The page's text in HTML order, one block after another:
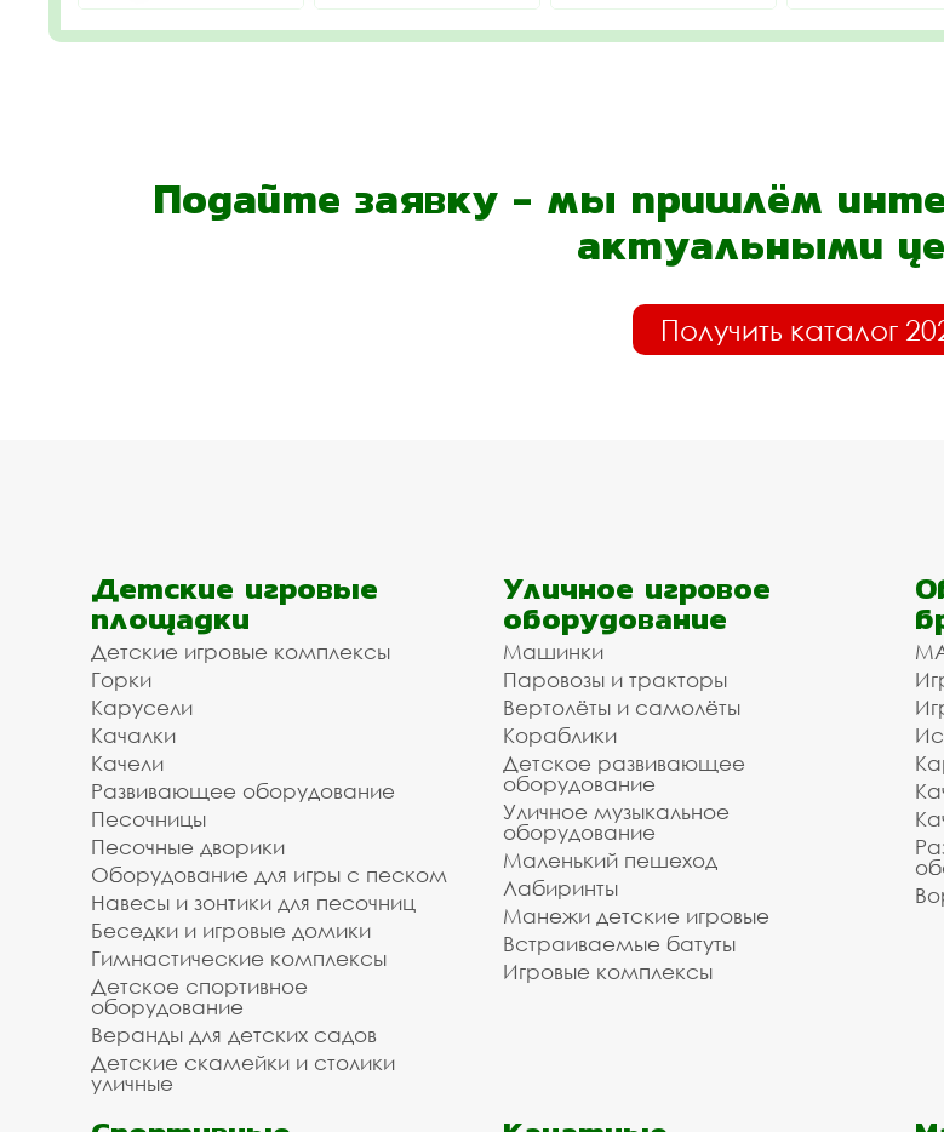
Подайте заявку - мы пришлём
актуальными
Получить каталог
Детские игровые
площадки
Детские игровые комплексы
Горки
Карусели
Качалки
Качели
Развивающее оборудование
Песочницы
Песочные дворики
Оборудование для игры с песком
Навесы и зонтики для песочниц
Беседки и игровые домики
Гимнастические комплексы
Детское спортивное
оборудование
Веранды для детских садов
Детские скамейки и столики
уличные
Уличное игровое
оборудование
Машинки
Паровозы и тракторы
Вертолёты и самолёты
Кораблики
Детское развивающее
оборудование
Уличное музыкальное
оборудование
Маленький пешеход
Лабиринты
Манежи детские игровые
Встраиваемые батуты
Игровые комплексы